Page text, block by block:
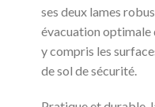
ses deux lames
évacuation optimale
y compris les
de sol de sécurité.